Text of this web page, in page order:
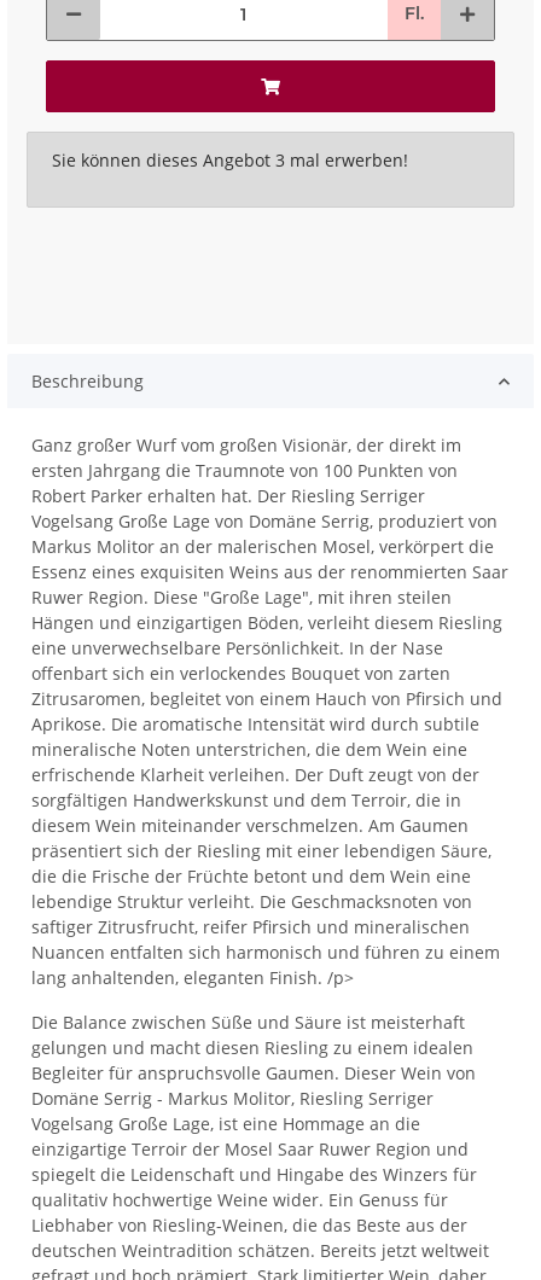
Fl.
x
Sie können dieses Angebot 3 mal erwerben!
Beschreibung
Ganz großer Wurf vom großen Visionär, der direkt im
ersten Jahrgang die Traumnote von 100 Punkten von
Robert Parker erhalten hat. Der Riesling Serriger
Vogelsang Große Lage von Domäne Serrig, produziert von
Markus Molitor an der malerischen Mosel, verkörpert die
Essenz eines exquisiten Weins aus der renommierten Saar
Ruwer Region. Diese "Große Lage", mit ihren steilen
Hängen und einzigartigen Böden, verleiht diesem Riesling
eine unverwechselbare Persönlichkeit. In der Nase
offenbart sich ein verlockendes Bouquet von zarten
Zitrusaromen, begleitet von einem Hauch von Pfirsich und
Aprikose. Die aromatische Intensität wird durch subtile
mineralische Noten unterstrichen, die dem Wein eine
erfrischende Klarheit verleihen. Der Duft zeugt von der
sorgfältigen Handwerkskunst und dem Terroir, die in
diesem Wein miteinander verschmelzen. Am Gaumen
präsentiert sich der Riesling mit einer lebendigen Säure,
die die Frische der Früchte betont und dem Wein eine
lebendige Struktur verleiht. Die Geschmacksnoten von
saftiger Zitrusfrucht, reifer Pfirsich und mineralischen
Nuancen entfalten sich harmonisch und führen zu einem
lang anhaltenden, eleganten Finish. /p>
Die Balance zwischen Süße und Säure ist meisterhaft
gelungen und macht diesen Riesling zu einem idealen
Begleiter für anspruchsvolle Gaumen. Dieser Wein von
Domäne Serrig - Markus Molitor, Riesling Serriger
Vogelsang Große Lage, ist eine Hommage an die
einzigartige Terroir der Mosel Saar Ruwer Region und
spiegelt die Leidenschaft und Hingabe des Winzers für
qualitativ hochwertige Weine wider. Ein Genuss für
Liebhaber von Riesling-Weinen, die das Beste aus der
deutschen Weintradition schätzen. Bereits jetzt weltweit